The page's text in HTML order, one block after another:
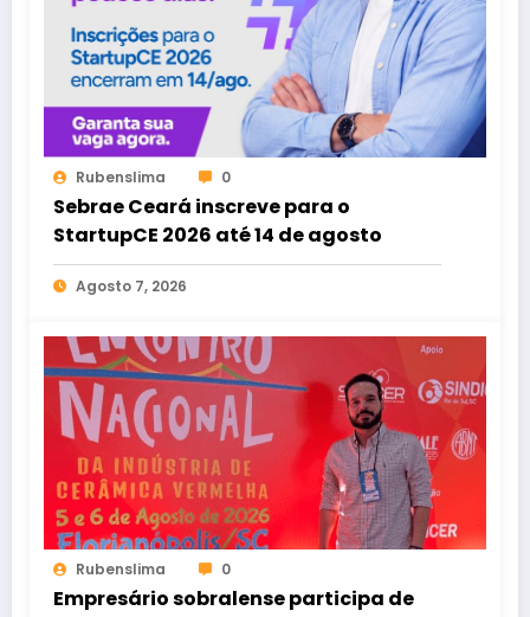
Rubenslima 0
Sebrae Ceará inscreve para o
StartupCE 2026 até 14 de agosto
Agosto 7, 2026
Rubenslima 0
Empresário sobralense participa de